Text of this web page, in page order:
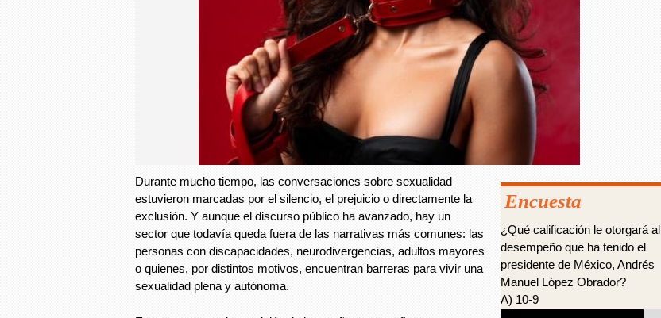
Durante mucho tiempo, las conversaciones sobre sexualidad
estuvieron marcadas por el silencio, el prejuicio o directamente la
exclusión. Y aunque el discurso público ha avanzado, hay un
sector que todavía queda fuera de las narrativas más comunes: las
personas con discapacidades, neurodivergencias, adultos mayores
o quienes, por distintos motivos, encuentran barreras para vivir una
sexualidad plena y autónoma.
Encuesta
¿Qué calificación le otorgará al
desempeño que ha tenido el
presidente de México, Andrés
Manuel López Obrador?
A) 10-9